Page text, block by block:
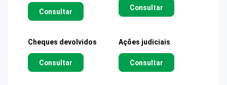
Consultar Consultar
Cheques devolvidos
Consultar
Ações judiciais
Consultar